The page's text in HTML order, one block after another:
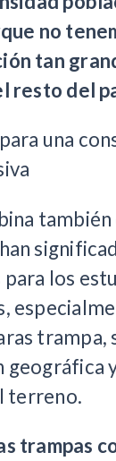
no
tan
resto del
una
también
los
trampa,
geográfica
terreno.
trampas